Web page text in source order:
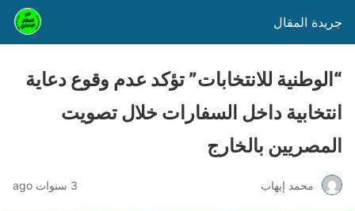
جريدة المقال
“الوطنية للانتخابات” تؤكد عدم وقوع دعاية
انتخابية داخل السفارات خلال تصويت
المصريين بالخارج
محمد إيهاب 3 سنوات ago